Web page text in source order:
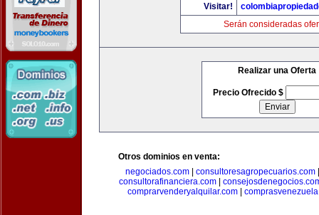
Visitar!
Serán consideradas
Realizar una Oferta
Precio Ofrecido $
Otros dominios en venta:
negociados.com
consultoresagropecuarios.com
consultorafinanciera.com|
comprarvenderyalquilar.com|